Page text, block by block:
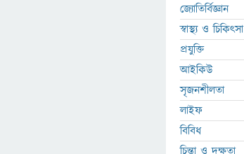
জ্যোতির্বিজ্ঞান
স্বাস্থ্য ও চিকিৎসা
প্রযুক্তি
আইকিউ
সৃজনশীলতা
লাইফ
বিবিধ
চিন্তা ও দক্ষতা